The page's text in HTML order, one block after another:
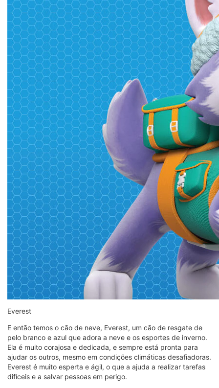
Everest
E então temos o cão de neve, Everest, um cão de resgate de
pelo branco e azul que adora a neve e os esportes de inverno.
Ela é muito corajosa e dedicada, e sempre está pronta para
ajudar os outros, mesmo em condições climáticas desafiadoras.
Everest é muito esperta e ágil, o que a ajuda a realizar tarefas
difíceis e a salvar pessoas em perigo.